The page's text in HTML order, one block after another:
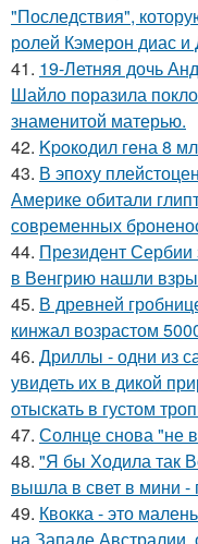
"Последствия",
ролей Кэмерон диас
41. 19-Летняя дочь
Шайло поразила
знаменитой матерью.
42. Kpoкoдил гeна 8
43. В эпоху
Америке обитали
современных
44. Президент Сербии
в Венгрию нашли
45. В древней
кинжал возрастом
46. Дриллы - одни из
увидеть их в дикой
отыскать в густом
47. Солнце снова "не
48. "Я бы Ходила так
вышла в свет в мини -
49. Квокка - это